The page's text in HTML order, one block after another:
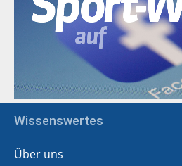
Wissenswertes
Über uns